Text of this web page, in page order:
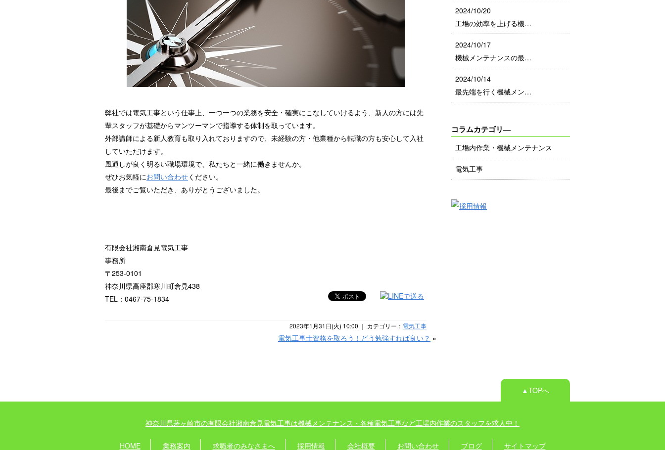
弊社では電気工事という仕事上、一つ一つの業務を安全・確実にこなしていけるよう、新人の方には先
輩スタッフが基礎からマンツーマンで指導する体制を取っています。
外部講師による新人教育も取り入れておりますので、未経験の方・他業種から転職の方も安心して入社
していただけます。
風通しが良く明るい職場環境で、私たちと一緒に働きませんか。
ぜひお気軽にお問い合わせください。
最後までご覧いただき、ありがとうございました。
有限会社湘南倉見電気工事
事務所
〒253-0101
神奈川県高座郡寒川町倉見438
TEL：0467-75-1834
2023年1月31日(火) 10:00 ｜ カテゴリー： 電気工事
電気工事士資格を取ろう！どう勉強すれば良い？ »
2024/10/20
工場の効率を上げる機…
2024/10/17
機械メンテナンスの最…
2024/10/14
最先端を行く機械メン…
コラムカテゴリ―
工場内作業・機械メンテナンス
電気工事
▲TOPへ
神奈川県茅ヶ崎市の有限会社湘南倉見電気工事は機械メンテナンス・各種電気工事など工場内作業のスタッフを求人中！
HOME 業務案内 求職者のみなさまへ 採用情報 会社概要 お問い合わせ ブログ サイトマップ